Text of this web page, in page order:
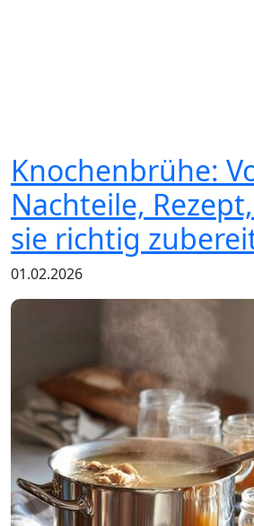
Knochenbrühe:
Nachteile,
sie richtig
01.02.2026